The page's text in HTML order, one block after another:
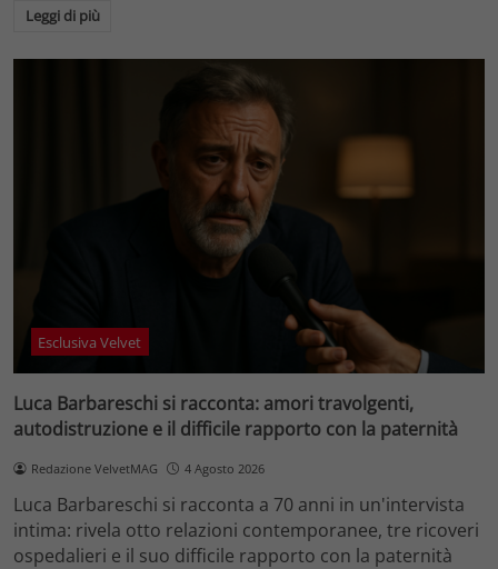
Leggi di più
Esclusiva Velvet
Luca Barbareschi si racconta: amori travolgenti,
autodistruzione e il difficile rapporto con la paternità
Redazione VelvetMAG 4 Agosto 2026
Luca Barbareschi si racconta a 70 anni in un'intervista
intima: rivela otto relazioni contemporanee, tre ricoveri
ospedalieri e il suo difficile rapporto con la paternità